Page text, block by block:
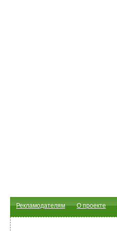
Рекламодателям О проекте